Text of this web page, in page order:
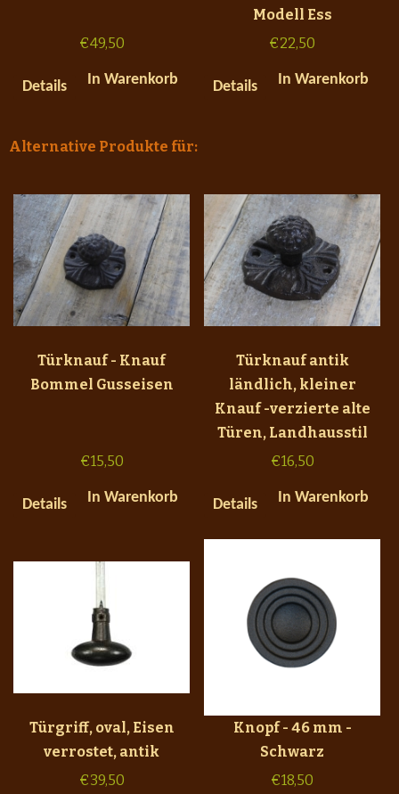
€49,50
Details In Warenkorb
Modell Ess
€22,50
Details In Warenkorb
Alternative Produkte für:
Türknauf - Knauf
Bommel Gusseisen
€15,50
Details In Warenkorb
Türknauf antik
ländlich, kleiner
Knauf -verzierte alte
Türen, Landhausstil
€16,50
Details In Warenkorb
Türgriff, oval, Eisen
verrostet, antik
€39,50
Knopf - 46 mm -
Schwarz
€18,50